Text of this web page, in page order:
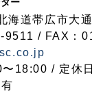
道帯広市大
9511 / FAX：
18:00 / 定休